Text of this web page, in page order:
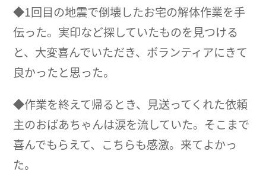
◆1回目の地震で倒壊したお宅の解体作業を手
伝った。実印など探していたものを見つける
と、大変喜んでいただき、ボランティアにきて
良かったと思った。
◆作業を終えて帰るとき、見送ってくれた依頼
主のおばあちゃんは涙を流していた。そこまで
喜んでもらえて、こちらも感激。来てよかっ
た。